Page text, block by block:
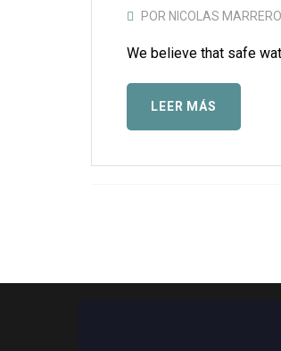
POR NICOLAS MARRERO
We believe that safe
LEER MÁS